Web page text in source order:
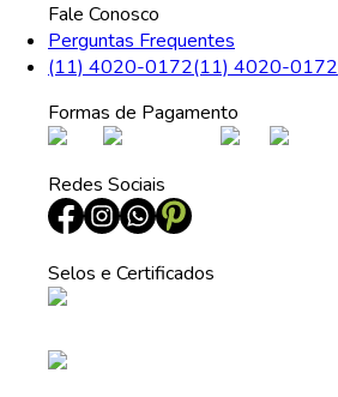
Fale Conosco
Perguntas Frequentes
(11) 4020-0172(11) 4020-0172
Formas de Pagamento
Redes Sociais
Selos e Certificados